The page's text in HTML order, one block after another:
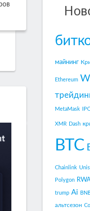
майнинг
Ethereum
MetaMask
XMR Dash
BTC
Chainlink
Polygon
trump Ai
альтсезон